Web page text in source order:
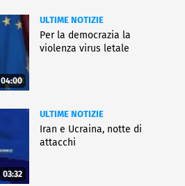
04:00
ULTIME NOTIZIE
Per la democrazia la
violenza virus letale
03:32
ULTIME NOTIZIE
Iran e Ucraina, notte di
attacchi